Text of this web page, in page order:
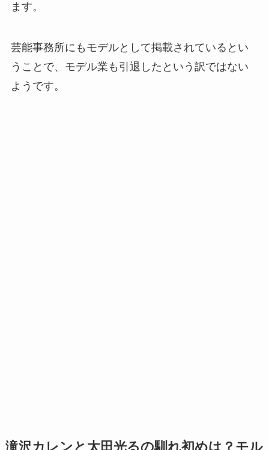
ます。
芸能事務所にもモデルとして掲載されているとい
うことで、モデル業も引退したという訳ではない
ようです。
滝沢カレンと太田光るの馴れ初めは？モル